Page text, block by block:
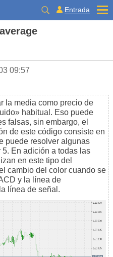
Entrada
09:57
la media como precio de
habitual. Eso puede
falsas, sin embargo, el
de este código consiste en
puede resolver algunas
5. En adición a todas las
en este tipo del
cambio del color cuando se
y la línea de
línea de señal.